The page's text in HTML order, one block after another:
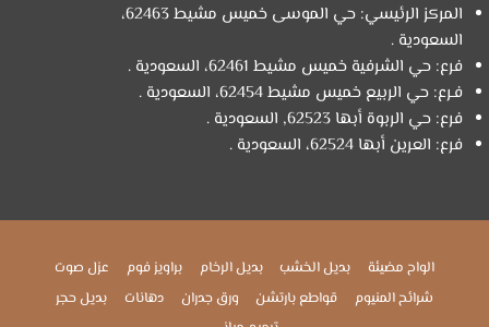
المركز الرئيسي: حي الموسى خميس مشيط 62463،
السعودية .
فرع: حي الشرفية خميس مشيط 62461، السعودية .
فـرع: حي الربيع خميس مشيط 62454، السعودية .
فرع: حي الربوة أبها 62523, السعودية .
فرع: العرين أبها 62524، السعودية .
الواح مضيئة بديل الخشب بديل الرخام براويز فوم
عزل صوت
شرائح المنيوم
قواطع بارتشن ورق جدران دهانات
بديل حجر